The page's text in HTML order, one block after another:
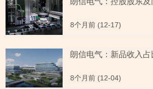
8个月前 (12-17)
8个月前 (12-04)